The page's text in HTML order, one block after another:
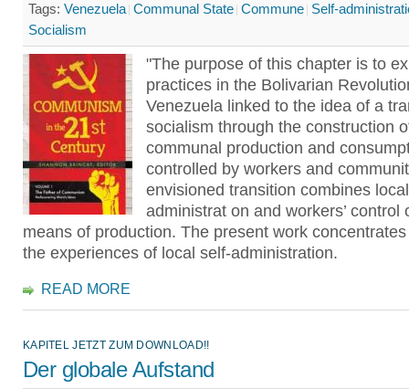
Tags: Venezuela Communal State Commune Self-
Socialism
"The purpose of this chapter is to
practices in the Bolivarian
Venezuela linked to the idea of a
socialism through the construction
communal production and
controlled by workers and
envisioned transition combines
administrat on and workers’ control
means of production. The present work
the experiences of local self-administration.
READ MORE
KAPITEL JETZT ZUM DOWNLOAD!!
Der globale Aufstand